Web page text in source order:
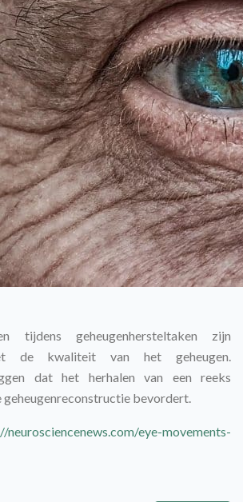
tijdens geheugenhersteltaken zijn
de kwaliteit van het geheugen.
dat het herhalen van een reeks
geheugenreconstructie bevordert.
neurosciencenews.com/eye-movements-